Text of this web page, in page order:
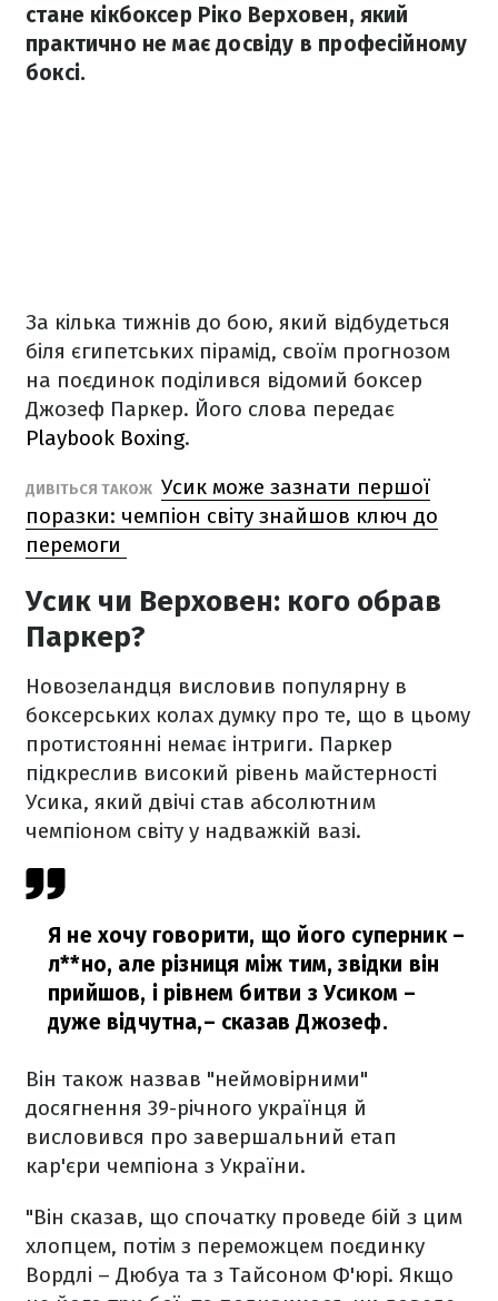
стане кікбоксер Ріко Верховен, який
практично не має досвіду в професійному
боксі.
За кілька тижнів до бою, який відбудеться
біля єгипетських пірамід, своїм прогнозом
на поєдинок поділився відомий боксер
Джозеф Паркер. Його слова передає
Playbook Boxing.
ДИВІТЬСЯ ТАКОЖ Усик може зазнати першої
поразки: чемпіон світу знайшов ключ до
перемоги
Усик чи Верховен: кого обрав
Паркер?
Новозеландця висловив популярну в
боксерських колах думку про те, що в цьому
протистоянні немає інтриги. Паркер
підкреслив високий рівень майстерності
Усика, який двічі став абсолютним
чемпіоном світу у надважкій вазі.
Я не хочу говорити, що його суперник –
л**но, але різниця між тим, звідки він
прийшов, і рівнем битви з Усиком –
дуже відчутна,– сказав Джозеф.
Він також назвав "неймовірними"
досягнення 39-річного українця й
висловився про завершальний етап
кар'єри чемпіона з України.
"Він сказав, що спочатку проведе бій з цим
хлопцем, потім з переможцем поєдинку
Вордлі – Дюбуа та з Тайсоном Ф'юрі. Якщо